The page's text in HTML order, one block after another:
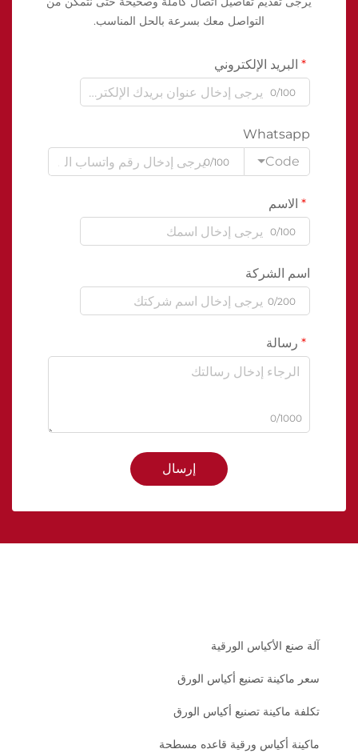
التواصل معك بسرعة بالحل المناسب.
البريد الإلكتروني
0/100
Whatsapp
Code
0/100
الاسم
0/100
اسم الشركة
0/200
رسالة
0/1000
إرسال
آلة صنع الأكياس الورقية
سعر ماكينة تصنيع أكياس الورق
تكلفة ماكينة تصنيع أكياس الورق
ماكينة أكياس ورقية قاعده مسطحة